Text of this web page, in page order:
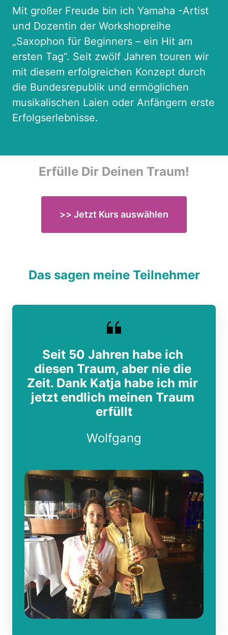
Mit großer Freude bin ich Yamaha -Artist
und Dozentin der Workshopreihe
„Saxophon für Beginners – ein Hit am
ersten Tag“. Seit zwölf Jahren touren wir
mit diesem erfolgreichen Konzept durch
die Bundesrepublik und ermöglichen
musikalischen Laien oder Anfängern erste
Erfolgserlebnisse.
Erfülle Dir Deinen Traum!
>> Jetzt Kurs auswählen
Das sagen meine Teilnehmer
Seit 50 Jahren habe ich
diesen Traum, aber nie die
Zeit. Dank Katja habe ich mir
jetzt endlich meinen Traum
erfüllt
Wolfgang